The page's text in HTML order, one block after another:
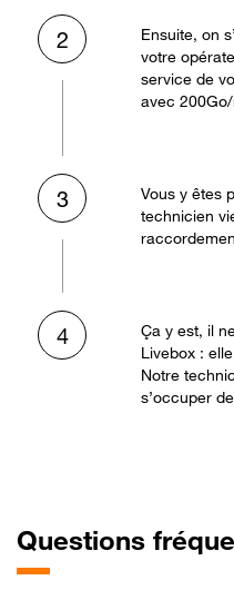
2
Ensuite, on
votre
service de
avec
3
Vous y êtes
technicien
4
Ça y est, il
Livebox :
Notre
s’occuper
Questions